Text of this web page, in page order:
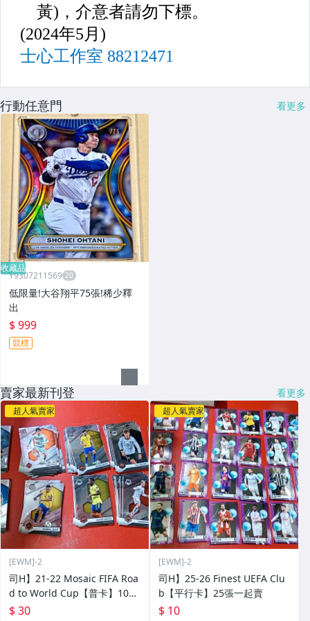
行動任意門 看更多
收藏品
Y9307211569
低限量!大谷翔平75張!稀少釋
出
$ 999
競標
賣家最新刊登 看更多
超人氣賣家
[EWM]-2
司H】21-22 Mosaic FIFA Roa
d to World Cup【普卡】100
張一起賣
$ 30
超人氣賣家
[EWM]-2
司H】25-26 Finest UEFA Clu
b【平行卡】25張一起賣
$ 10